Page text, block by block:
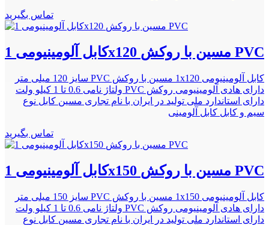
تماس بگیرید
کابل آلومینیومی 1x120 مسین با روکش PVC
کابل آلومینیومی 1x120 مسین با روکش PVC سایز 120 میلی متر
دارای هادی آلومینیومی روکش PVC ولتاژ نامی 0.6 تا 1 کیلو ولت
دارای استاندارد ملی تولید در ایران با نام تجاری مسین کابل نوع
سیم و کابل کابل آلومینی
تماس بگیرید
کابل آلومینیومی 1x150 مسین با روکش PVC
کابل آلومینیومی 1x150 مسین با روکش PVC سایز 150 میلی متر
دارای هادی آلومینیومی روکش PVC ولتاژ نامی 0.6 تا 1 کیلو ولت
دارای استاندارد ملی تولید در ایران با نام تجاری مسین کابل نوع